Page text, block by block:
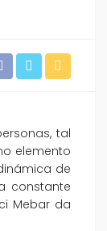
tal
elemento
de
constante
Mebar da